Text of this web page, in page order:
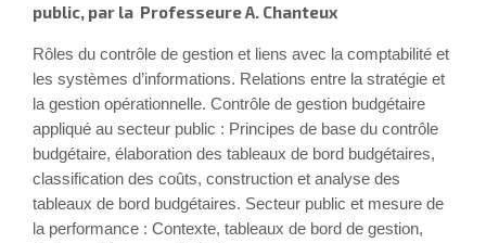
public, par la Professeure A. Chanteux
Rôles du contrôle de gestion et liens avec la comptabilité et
les systèmes d’informations. Relations entre la stratégie et
la gestion opérationnelle. Contrôle de gestion budgétaire
appliqué au secteur public : Principes de base du contrôle
budgétaire, élaboration des tableaux de bord budgétaires,
classification des coûts, construction et analyse des
tableaux de bord budgétaires. Secteur public et mesure de
la performance : Contexte, tableaux de bord de gestion,